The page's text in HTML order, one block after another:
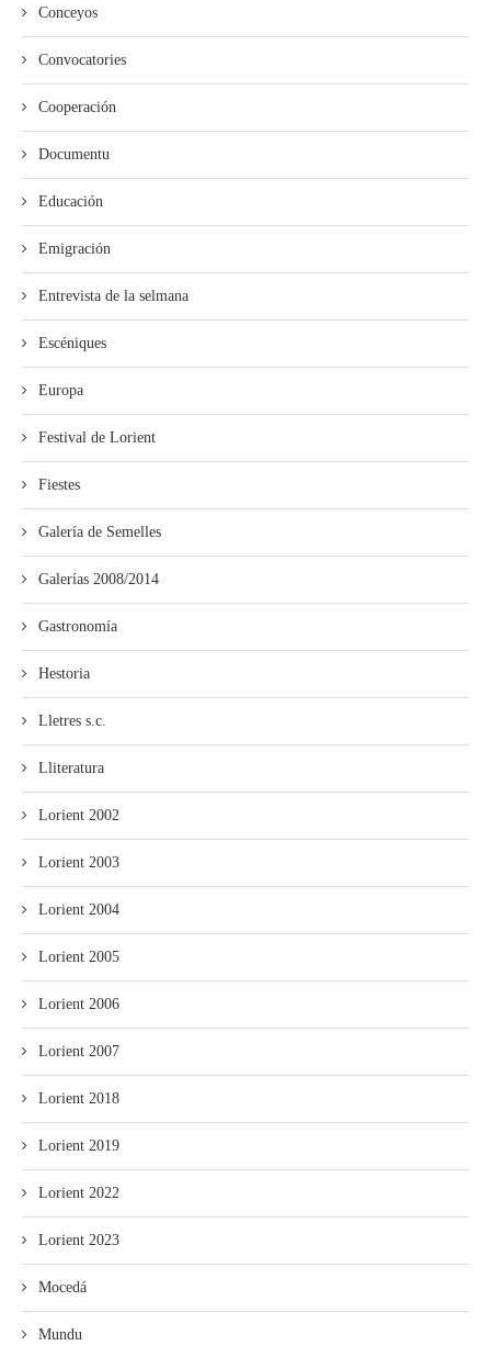
Conceyos
Convocatories
Cooperación
Documentu
Educación
Emigración
Entrevista de la selmana
Escéniques
Europa
Festival de Lorient
Fiestes
Galería de Semelles
Galerías 2008/2014
Gastronomía
Hestoria
Lletres s.c.
Lliteratura
Lorient 2002
Lorient 2003
Lorient 2004
Lorient 2005
Lorient 2006
Lorient 2007
Lorient 2018
Lorient 2019
Lorient 2022
Lorient 2023
Mocedá
Mundu